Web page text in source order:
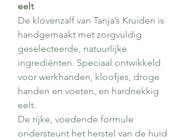
eelt
De klovenzalf van Tanja’s Kruiden is
handgemaakt met zorgvuldig
geselecteerde, natuurlijke
ingrediënten. Speciaal ontwikkeld
voor werkhanden, kloofjes, droge
handen en voeten, en hardnekkig
eelt.
De rijke, voedende formule
ondersteunt het herstel van de huid